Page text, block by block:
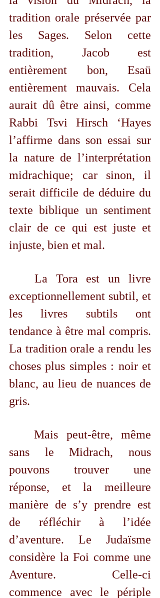
tradition orale préservée par
les Sages. Selon cette
tradition, Jacob est
entièrement bon, Esaü
entièrement mauvais. Cela
aurait dû être ainsi, comme
Rabbi Tsvi Hirsch ‘Hayes
l’affirme dans son essai sur
la nature de l’interprétation
midrachique; car sinon, il
serait difficile de déduire du
texte biblique un sentiment
clair de ce qui est juste et
injuste, bien et mal.
exceptionnellement subtil, et
les livres subtils ont
tendance à être mal compris.
La tradition orale a rendu les
choses plus simples : noir et
blanc, au lieu de nuances de
gris.
	Mais peut-être, même
sans le Midrach, nous
pouvons trouver une
réponse, et la meilleure
manière de s’y prendre est
de réfléchir à l’idée
d’aventure. Le Judaïsme
considère la Foi comme une
Aventure. Celle-ci
commence avec le périple